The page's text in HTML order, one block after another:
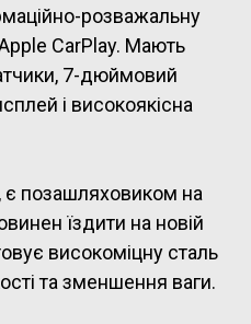
розважальну
CarPlay. Мають
7-дюймовий
і високоякісна
є позашляховиком на
їздити на новій
високоміцну сталь
та зменшення ваги.